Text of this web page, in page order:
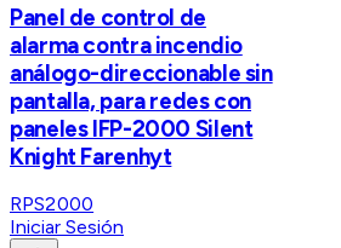
Panel de control de
alarma contra incendio
análogo-direccionable sin
pantalla, para redes con
paneles IFP-2000 Silent
Knight Farenhyt
RPS2000
Iniciar Sesión